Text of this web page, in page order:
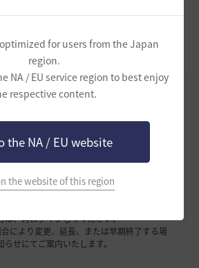
for users from the Japan
region.
NA / EU service region to best enjoy
respective content.
the NA / EU website
the website of this region
最高のメニュー！(2026年6月23日(火)23:59ま
(2026年6月24日(水)23:59まで)
[LINK]
ると進行中のギルドミッションは取り消さ
るとゲームに接続できなくなり、待機列に
冒険者様は、キャラクターを安全な場所に
する場合、キャラクターと搭乗物がモンス
から攻撃を受ける場合があります。
は、再ログインしてください。
により変更、延長、または早期終了する場
せにてご案内いたします。